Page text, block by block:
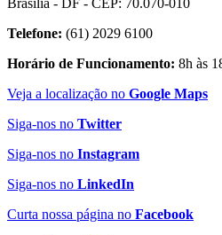
Telefone: (61) 2029 6100
Horário de Funcionamento: 8h às
Veja a localização no Google Maps
Siga-nos no Twitter
Siga-nos no Instagram
Siga-nos no LinkedIn
Curta nossa página no Facebook